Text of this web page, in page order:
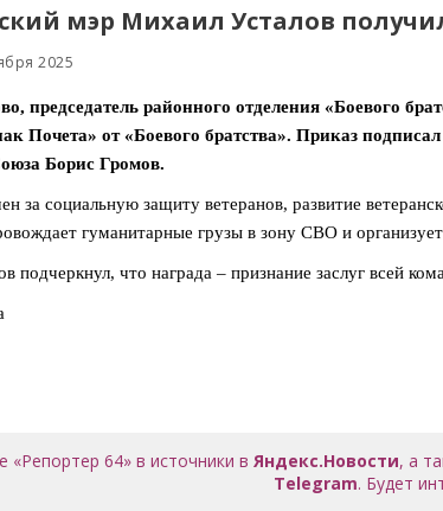
мэр Михаил Усталов
2025
председатель районного отделения «Боевого
Почета» от«Боевого братства». Приказ подписал
Борис Громов.
за социальную защиту ветеранов, развитие
гуманитарные грузы в зону СВО и
подчеркнул, что награда – признание заслуг всей
«Репортер 64» в источники вЯндекс.Новости, а
Telegram. Будет